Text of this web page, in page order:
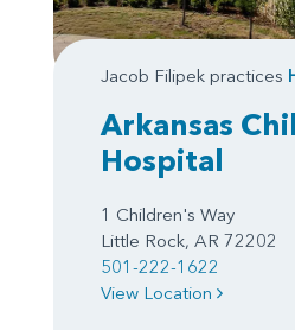
Jacob Filipek practices
Arkansas
Hospital
1 Children's Way
Little Rock, AR 72202
501-222-1622
View Location